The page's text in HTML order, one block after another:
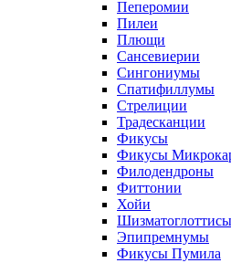
Пеперомии
Пилеи
Плющи
Сансевиерии
Сингониумы
Спатифиллумы
Стрелиции
Традесканции
Фикусы
Фикусы
Филодендроны
Фиттонии
Хойи
Шизматоглоттисы
Эпипремнумы
Фикусы Пумила